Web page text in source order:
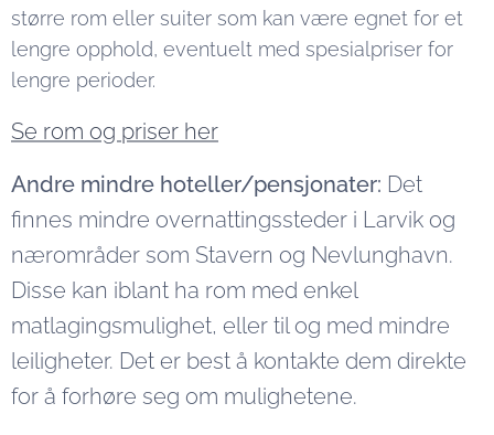
større rom eller suiter som kan være egnet for et
lengre opphold, eventuelt med spesialpriser for
lengre perioder.
Se rom og priser her
Andre mindre hoteller/pensjonater: Det
finnes mindre overnattingssteder i Larvik og
nærområder som Stavern og Nevlunghavn.
Disse kan iblant ha rom med enkel
matlagingsmulighet, eller til og med mindre
leiligheter. Det er best å kontakte dem direkte
for å forhøre seg om mulighetene.